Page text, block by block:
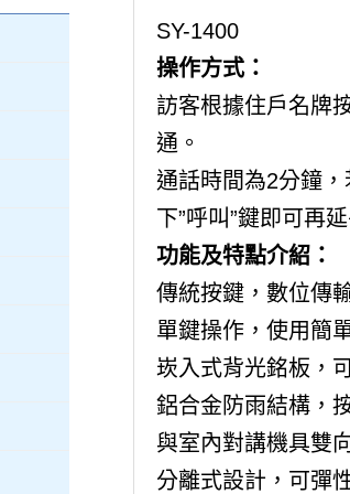
SY-1400
操作方式：
訪客根據住戶名牌
通。
通話時間為2分鐘
下”呼叫”鍵即可再
功能及特點介紹：
傳統按鍵，數位傳
單鍵操作，使用簡
崁入式背光銘板，
鋁合金防雨結構，
與室內對講機具雙
分離式設計，可彈